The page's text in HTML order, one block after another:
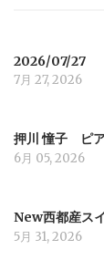
a
i
o
2026/07/27
7月 27, 2026
押川 憧子 ピ
6月 05, 2026
New西都産ス
5月 31, 2026